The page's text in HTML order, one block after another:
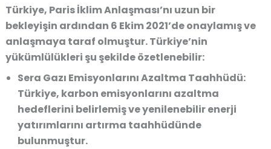
Türkiye, Paris İklim Anlaşması’nı uzun bir
bekleyişin ardından 6 Ekim 2021’de onaylamışve
anlaşmaya taraf olmuştur. Türkiye’nin
yükümlülükleri şu şekilde özetlenebilir:
Sera Gazı Emisyonlarını Azaltma Taahhüdü:
Türkiye, karbon emisyonlarını azaltma
hedeflerini belirlemiş ve yenilenebilir enerji
yatırımlarını artırma taahhüdünde
bulunmuştur.